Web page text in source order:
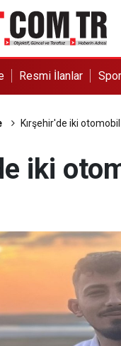
Resmi İlanlar Spor
Kırşehir'de iki otomobil
iki